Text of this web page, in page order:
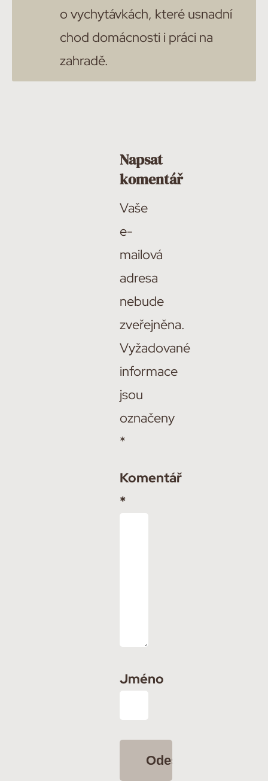
o vychytávkách, které usnadní
chod domácnosti i práci na
zahradě.
Napsat
komentář
Vaše
e-
mailová
adresa
nebude
zveřejněna.
Vyžadované
informace
jsou
označeny
*
Komentář
*
Jméno